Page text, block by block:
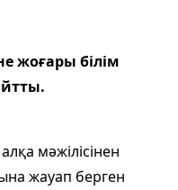
жоғары білім
мәжілісінен
жауап берген